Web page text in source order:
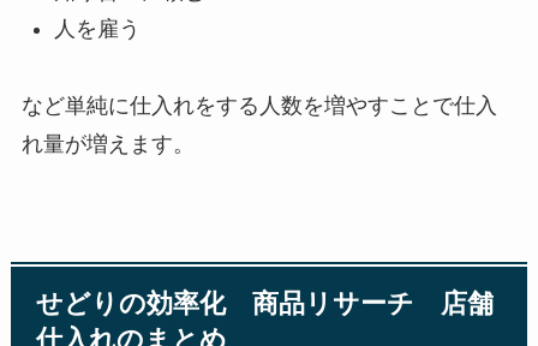
人を雇う
など単純に仕入れをする人数を増やすことで仕入
れ量が増えます。
せどりの効率化 商品リサーチ 店舗